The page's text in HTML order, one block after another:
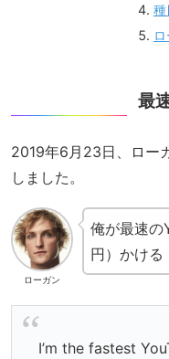
種
最
2019年6月23日、ロー
しました。
ローガン
俺が最速の
円）かける
I’m the fastest